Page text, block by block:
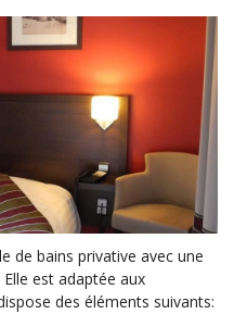
de bains privative avec une
est adaptée aux
des éléments suivants: